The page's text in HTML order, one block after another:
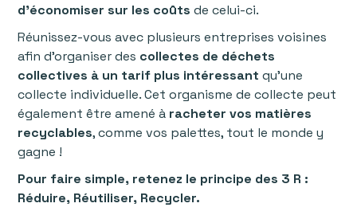
d’économiser sur les coûtsde celui-ci.
Réunissez-vous avec plusieurs entreprises voisines
afin d’organiser des collectes de déchets
collectives à un tarif plus intéressantqu’une
collecte individuelle. Cet organisme de collecte peut
également être amené à racheter vos matières
recyclables, comme vos palettes, tout le monde y
gagne !
Pour faire simple, retenez le principe des 3 R :
Réduire, Réutiliser, Recycler.